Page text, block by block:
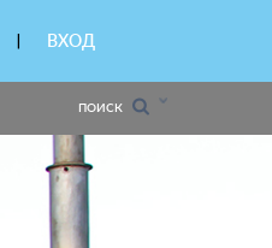
ВХОД
ПОИСК